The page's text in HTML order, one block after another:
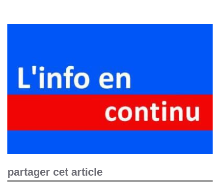
partager cet article